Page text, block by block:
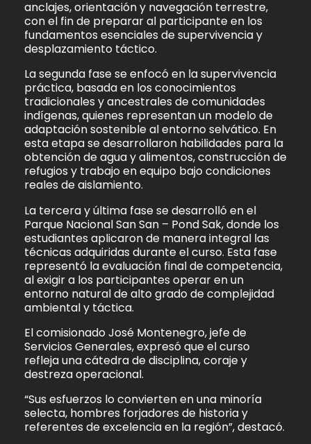
anclajes, orientación y navegación terrestre,
con el fin de preparar al participante en los
fundamentos esenciales de supervivencia y
desplazamiento táctico.
La segunda fase se enfocó en la supervivencia
práctica, basada en los conocimientos
tradicionales y ancestrales de comunidades
indígenas, quienes representan un modelo de
adaptación sostenible al entorno selvático. En
esta etapa se desarrollaron habilidades para la
obtención de agua y alimentos, construcción de
refugios y trabajo en equipo bajo condiciones
reales de aislamiento.
La tercera y última fase se desarrolló en el
Parque Nacional San San – Pond Sak, donde los
estudiantes aplicaron de manera integral las
técnicas adquiridas durante el curso. Esta fase
representó la evaluación final de competencia,
al exigir a los participantes operar en un
entorno natural de alto grado de complejidad
ambiental y táctica.
El comisionado José Montenegro, jefe de
Servicios Generales, expresó que el curso
refleja una cátedra de disciplina, coraje y
destreza operacional.
“Sus esfuerzos lo convierten en una minoría
selecta, hombres forjadores de historia y
referentes de excelencia en la región”, destacó.